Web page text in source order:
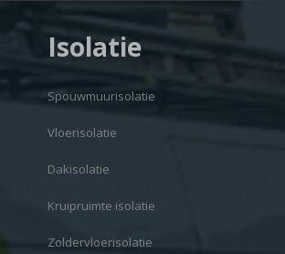
Isolatie
Spouwmuurisolatie
Vloerisolatie
Dakisolatie
Kruipruimte isolatie
Zoldervloerisolatie